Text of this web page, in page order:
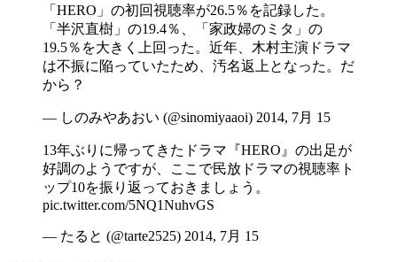
「HERO」の初回視聴率が26.5％を記録した。
「半沢直樹」の19.4％、「家政婦のミタ」の
19.5％を大きく上回った。近年、木村主演ドラマ
は不振に陥っていたため、汚名返上となった。だ
から？
— しのみやあおい (@sinomiyaaoi) 2014, 7月 15
13年ぶりに帰ってきたドラマ『HERO』の出足が
好調のようですが、ここで民放ドラマの視聴率ト
ップ10を振り返っておきましょう。
pic.twitter.com/5NQ1NuhvGS
— たると (@tarte2525) 2014, 7月 15